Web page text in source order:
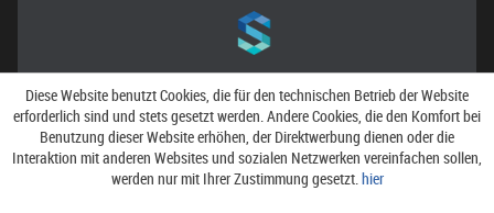
Diese Website benutzt Cookies, die für den technischen Betrieb der Website
erforderlich sind und stets gesetzt werden. Andere Cookies, die den Komfort bei
Benutzung dieser Website erhöhen, der Direktwerbung dienen oder die
Interaktion mit anderen Websites und sozialen Netzwerken vereinfachen sollen,
werden nur mit Ihrer Zustimmung gesetzt.hier